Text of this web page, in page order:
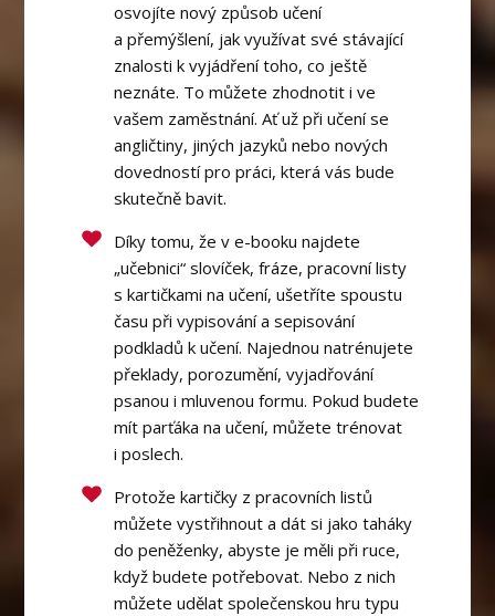
osvojíte nový způsob učení
a přemýšlení, jak využívat své stávající
znalosti k vyjádření toho, co ještě
neznáte. To můžete zhodnotit i ve
vašem zaměstnání. Ať už při učení se
angličtiny, jiných jazyků nebo nových
dovedností pro práci, která vás bude
skutečně bavit.
Díky tomu, že v e-booku najdete
„učebnici“ slovíček, fráze, pracovní listy
s kartičkami na učení, ušetříte spoustu
času při vypisování a sepisování
podkladů k učení. Najednou natrénujete
překlady, porozumění, vyjadřování
psanou i mluvenou formu. Pokud budete
mít parťáka na učení, můžete trénovat
i poslech.
Protože kartičky z pracovních listů
můžete vystřihnout a dát si jako taháky
do peněženky, abyste je měli při ruce,
když budete potřebovat. Nebo z nich
můžete udělat společenskou hru typu